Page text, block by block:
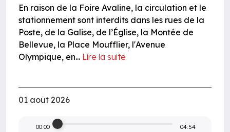
En raison de la Foire Avaline, la circulation et le
stationnement sont interdits dans les rues de la
Poste, de la Galise, de l’Église, la Montée de
Bellevue, la Place Moufflier, l'Avenue
Olympique, en... Lire la suite
01 août 2026
00:00 04:54